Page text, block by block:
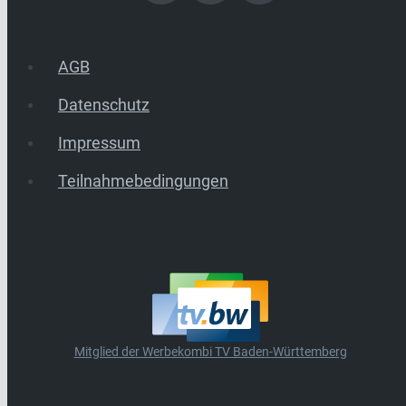
AGB
Datenschutz
Impressum
Teilnahmebedingungen
Mitglied der Werbekombi TV Baden-Württemberg